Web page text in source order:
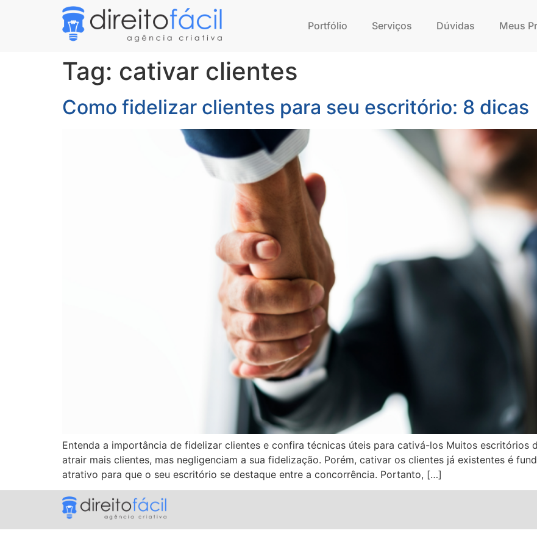
Portfólio Serviços Dúvidas Meus
Tag: cativar clientes
Como fidelizar clientes para seu escritório: 8 dicas
Entenda a importância de fidelizar clientes e confira técnicas úteis para cativá-los Muitos escritórios
atrair mais clientes, mas negligenciam a sua fidelização. Porém, cativar os clientes já existentes é
atrativo para que o seu escritório se destaque entre a concorrência. Portanto, […]